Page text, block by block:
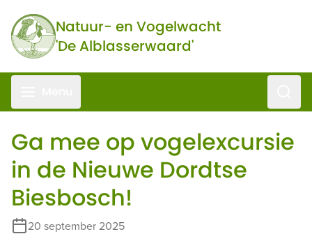
Natuur- en Vogelwacht
'De Alblasserwaard'
Ga mee op vogelexcursie
in de Nieuwe Dordtse
Biesbosch!
20 september 2025